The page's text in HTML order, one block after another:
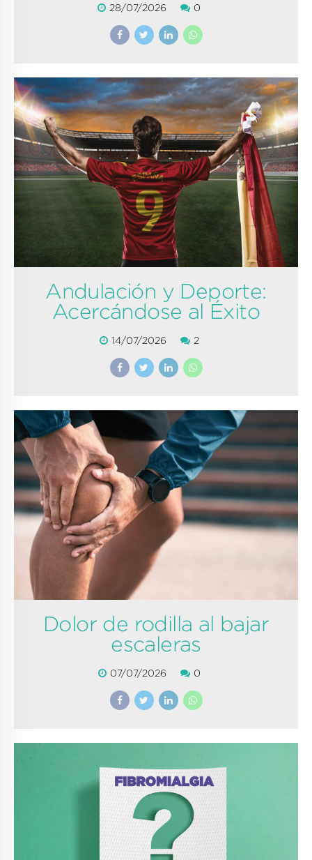
28/07/2026 0
14/07/2026 2
Andulación y Deporte:
Acercándose al Éxito
07/07/2026 0
Dolor de rodilla al bajar
escaleras